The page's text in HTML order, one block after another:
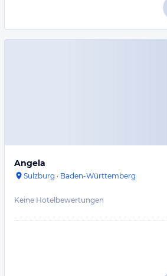
Angela
Sulzburg · Baden-Württemberg
Keine Hotelbewertungen